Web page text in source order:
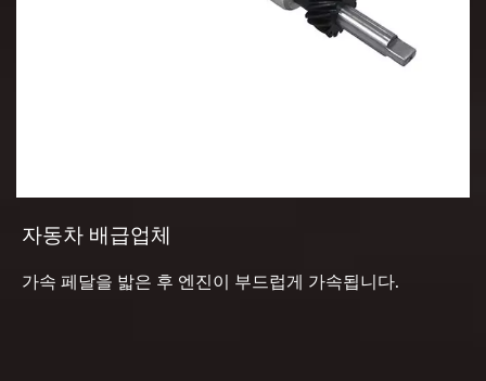
자동차 배급업체
가속 페달을 밟은 후 엔진이 부드럽게 가속됩니다.